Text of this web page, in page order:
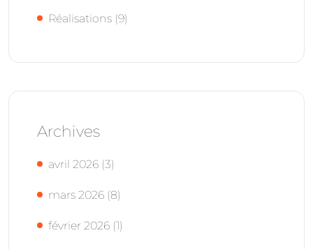
Réalisations (9)
Archives
avril 2026 (3)
mars 2026 (8)
février 2026 (1)